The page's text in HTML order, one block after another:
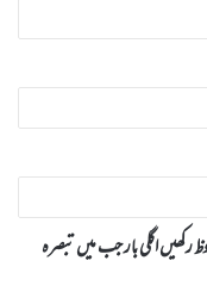
اگلی بار جب میں تبصرہ